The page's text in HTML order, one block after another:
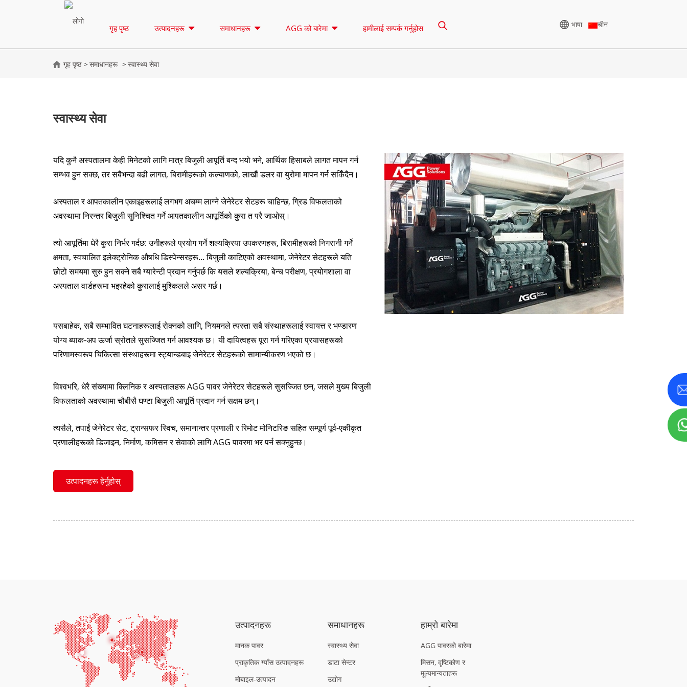
गृह पृष्ठ उत्पादनहरू
पी सिरिज १०-२२० केभीए
DE शृङ्खला २२-२५० KVA
के सेरिस ७-४९ केभीए
पी सिरिज २५०-११०० केभीए
एस सिरिज २७५-८८० केभीए
DE शृङ्खला २५०-८२५ KVA
एच सिरिज १६५-९३५ केभीए
V शृङ्खला ३५०-८०० KVA
एम सिरिज ११००-४००० केभीए
एमएस सिरिज ७१५-२५०० केभीए
समाधानहरू AGG को बारेमा हामीलाई सम्पर्क गर्नुहोस भाषा चीन
गृह पृष्ठ समाधानहरू स्वास्थ्य सेवा
स्वास्थ्य सेवा
यदि कुनै अस्पतालमा केही मिनेटको लागि मात्र बिजुली आपूर्ति बन्द भयो भने, आर्थिक हिसाबले लागत मापन गर्न
सम्भव हुन सक्छ, तर सबैभन्दा बढी लागत, बिरामीहरूको कल्याणको, लाखौं डलर वा युरोमा मापन गर्न सकिँदैन।
अस्पताल र आपतकालीन एकाइहरूलाई लगभग अचम्म लाग्ने जेनेरेटर सेटहरू चाहिन्छ, ग्रिड विफलताको
अवस्थामा निरन्तर बिजुली सुनिश्चित गर्ने आपतकालीन आपूर्तिको कुरा त परै जाओस्।
त्यो आपूर्तिमा धेरै कुरा निर्भर गर्दछ: उनीहरूले प्रयोग गर्ने शल्यक्रिया उपकरणहरू, बिरामीहरूको निगरानी गर्ने
क्षमता, स्वचालित इलेक्ट्रोनिक औषधि डिस्पेन्सरहरू... बिजुली काटिएको अवस्थामा, जेनेरेटर सेटहरूले यति
छोटो समयमा सुरु हुन सक्ने सबै ग्यारेन्टी प्रदान गर्नुपर्छ कि यसले शल्यक्रिया, बेन्च परीक्षण, प्रयोगशाला वा
अस्पताल वार्डहरूमा भइरहेको कुरालाई मुश्किलले असर गर्छ।
यसबाहेक, सबै सम्भावित घटनाहरूलाई रोक्नको लागि, नियमनले त्यस्ता सबै संस्थाहरूलाई स्वायत्त र भण्डारण
योग्य ब्याक-अप ऊर्जा स्रोतले सुसज्जित गर्न आवश्यक छ। यी दायित्वहरू पूरा गर्न गरिएका प्रयासहरूको
परिणामस्वरूप चिकित्सा संस्थाहरूमा स्ट्यान्डबाइ जेनेरेटर सेटहरूको सामान्यीकरण भएको छ।
विश्वभरि, धेरै संख्यामा क्लिनिक र अस्पतालहरू AGG पावर जेनेरेटर सेटहरूले सुसज्जित छन्, जसले मुख्य बिजुली
विफलताको अवस्थामा चौबीसै घण्टा बिजुली आपूर्ति प्रदान गर्न सक्षम छन्।
त्यसैले, तपाईं जेनेरेटर सेट, ट्रान्सफर स्विच, समानान्तर प्रणाली र रिमोट मोनिटरिङ सहित सम्पूर्ण पूर्व-एकीकृत
प्रणालीहरूको डिजाइन, निर्माण, कमिसन र सेवाको लागि AGG पावरमा भर पर्न सक्नुहुन्छ।
उत्पादनहरू हेर्नुहोस्
उत्पादनहरू
मानक पावर
प्राकृतिक ग्याँस उत्पादनहरू
मोबाइल-उत्पादन
समाधानहरू
स्वास्थ्य सेवा
डाटा सेन्टर
उद्योग
हाम्रो बारेमा
AGG पावरको बारेमा
मिसन, दृष्टिकोण र
मूल्यमान्यताहरू